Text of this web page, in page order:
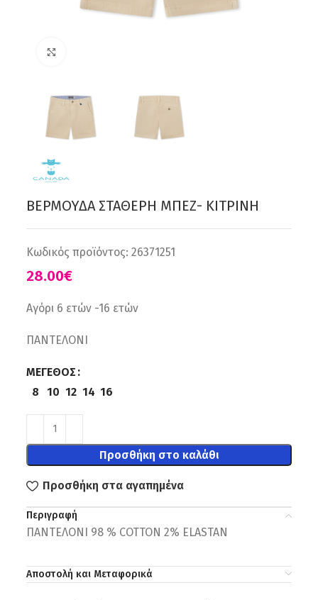
ΒΕΡΜΟΥΔΑ ΣΤΑΘΕΡΗ ΜΠΕΖ- ΚΙΤΡΙΝΗ
Κωδικός προϊόντος:26371251
€
Αγόρι 6 ετών -16 ετών
ΠΑΝΤΕΛΟΝΙ
ΜΈΓΕΘΟΣ
8
10 12 14 16
Προσθήκη στο καλάθι
Προσθήκη στα αγαπημένα
Περιγραφή
ΠΑΝΤΕΛΟΝΙ 98 % COTTON 2% ΕLASTAN
Αποστολή και Μεταφορικά